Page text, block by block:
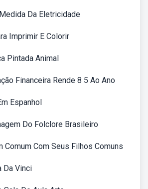
Da Eletricidade
Imprimir E Colorir
Pintada Animal
Financeira Rende 8 5 Ao Ano
Espanhol
Do Folclore Brasileiro
Comum Com Seus Filhos Comuns
Da Vinci